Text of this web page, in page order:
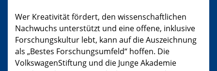
Wer Kreativität fördert, den wissenschaftlichen
Nachwuchs unterstützt und eine offene, inklusive
Forschungskultur lebt, kann auf die Auszeichnung
als „Bestes Forschungsumfeld“ hoffen. Die
VolkswagenStiftung und die Junge Akademie